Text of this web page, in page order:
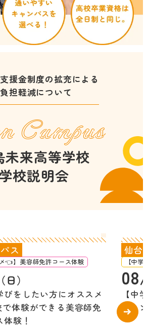
援金制度の拡充による
担軽減について
Campus
未来高等学校
学校説明会
ス
👈】美容師免許コース体験
（日）
をしたい方にオススメ
体験ができる美容師免
験！
仙台
【中
【中
キャ